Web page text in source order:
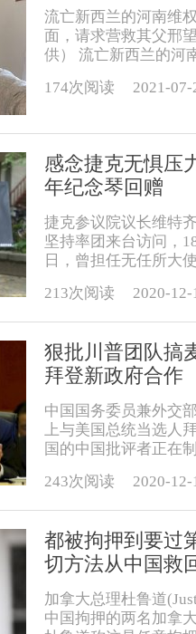
流亡新西兰的河南维
面，请求营救其父邢
供） 流亡新西兰的河
174次阅读
2021-
感念捷克无惧压
年纪念琴回赠
捷克参议院议长维特
坚持率团来台访问，
日，曾担任无任所大
213次阅读
2020-
狠批川普团队搞
拜登新政府合作
中国国务委员兼外交
上与美国总统当选人
国的中国批评者正在
243次阅读
2020-
都被拘押到要过
切方法从中国救
加拿大总理杜鲁道
中国拘押的两名加拿